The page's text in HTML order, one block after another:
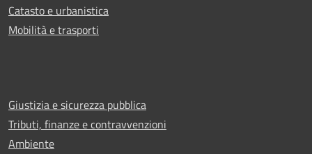
Catasto e urbanistica
Mobilità e trasporti
Giustizia e sicurezza pubblica
Tributi, finanze e contravvenzioni
Ambiente